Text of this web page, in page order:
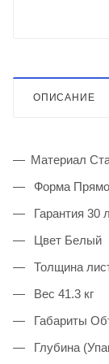
ОПИСАНИЕ
Материал
Форма
Гарантия 30
Цвет Белый
Толщина
Вес 41.3 кг
Габариты
Глубина